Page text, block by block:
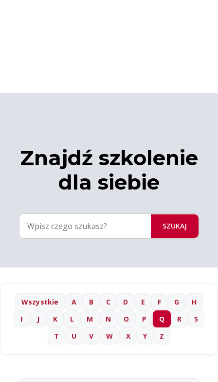
Znajdź szkolenie
dla siebie
SZUKAJ
Wszystkie A B C D E F G
H
I
J K L M N O P Q R
S
T
U V W X Y Z